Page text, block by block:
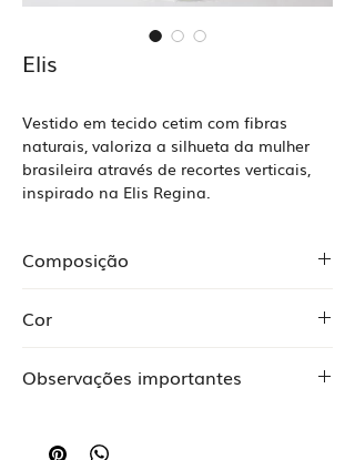
Elis
Vestido em tecido cetim com fibras
naturais, valoriza a silhueta da mulher
brasileira através de recortes verticais,
inspirado na Elis Regina.
Composição
Crepe 96% poliéster 4% elastano
Cor
Observações importantes
alguma expecificidade ou alteração